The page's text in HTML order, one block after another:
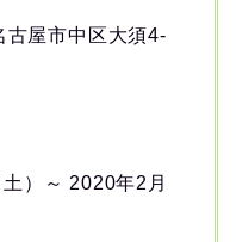
屋市中区大須4-
）～ 2020年2月